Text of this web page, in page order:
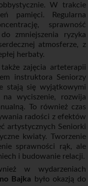
W trakcie
pamięci. Regularna
sprawność
zmniejszenia ryzyka
atmosferze, z
herbaty.
zajęcia arteterapii
instruktora Seniorzy
stają się wyjątkowymi
wyciszenie, rozwija
To również czas
radości z efektów
artystycznych Seniorki
kwiaty. Tworzenie
sprawności rąk, ale
i budowanie relacji.
w wydarzeniach
Bajka było okazją do